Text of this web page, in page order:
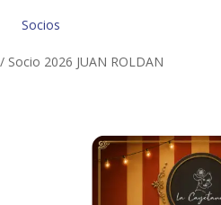
Socios
/ Socio 2026 JUAN ROLDAN